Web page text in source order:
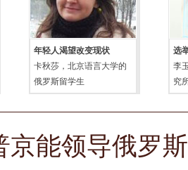
年轻人渴望改变现状
卡秋莎，北京语言大学的
俄罗斯留学生
选
李
究
能领导俄罗